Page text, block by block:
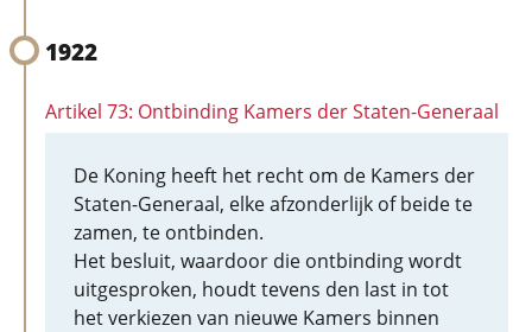
1922
Artikel 73: Ontbinding Kamers der Staten-Generaal
De Koning heeft het recht om de Kamers der
Staten-Generaal, elke afzonderlijk of beide te
zamen, te ontbinden.
Het besluit, waardoor die ontbinding wordt
uitgesproken, houdt tevens den last in tot
het verkiezen van nieuwe Kamers binnen